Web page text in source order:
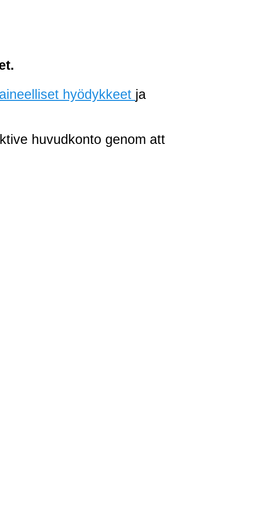
aineelliset hyödykkeet ja
huvudkonto genom att